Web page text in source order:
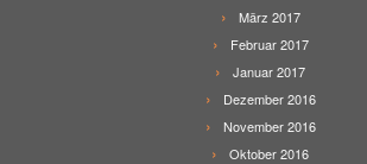
März 2017
Februar 2017
Januar 2017
Dezember 2016
November 2016
Oktober 2016